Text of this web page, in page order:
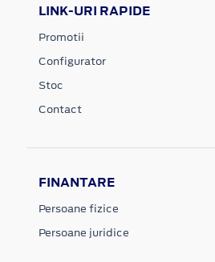
LINK-URI RAPIDE
Promotii
Configurator
Stoc
Contact
FINANTARE
Persoane fizice
Persoane juridice